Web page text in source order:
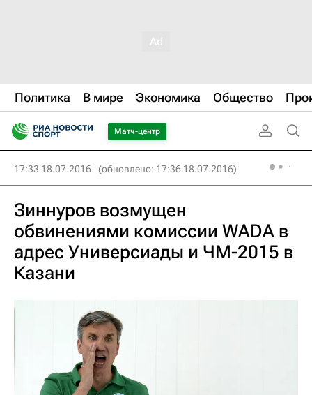
Политика В мире Экономика Общество
Матч-центр
17:33 18.07.2016 (обновлено: 17:36 18.07.2016)
Зиннуров возмущен
обвинениями комиссии WADA в
адрес Универсиады и ЧМ-2015 в
Казани